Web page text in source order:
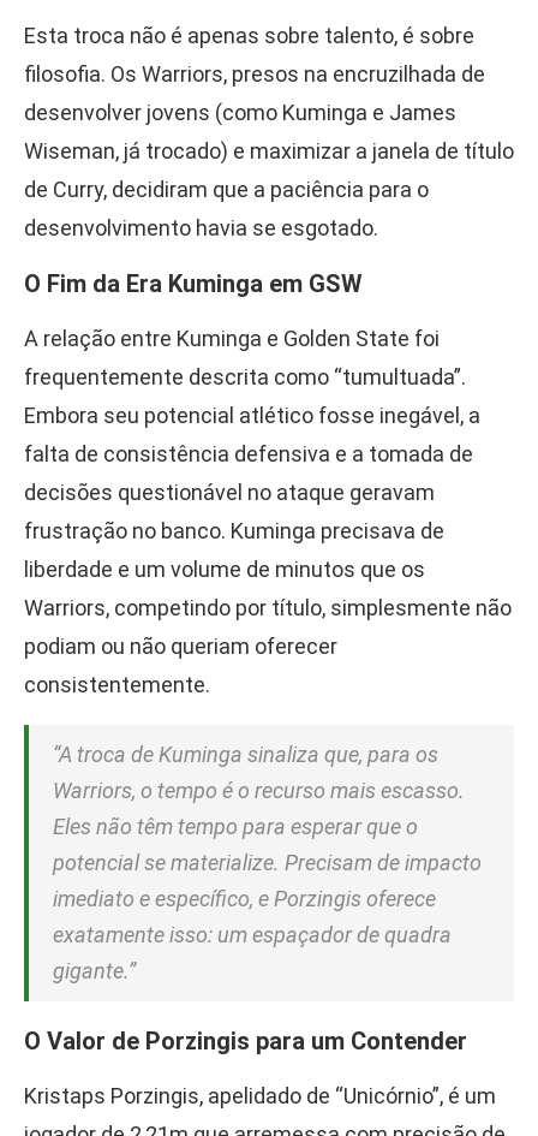
Esta troca não é apenas sobre talento, é sobre
filosofia. Os Warriors, presos na encruzilhada de
desenvolver jovens (como Kuminga e James
Wiseman, já trocado) e maximizar a janela de título
de Curry, decidiram que a paciência para o
desenvolvimento havia se esgotado.
O Fim da Era Kuminga em GSW
A relação entre Kuminga e Golden State foi
frequentemente descrita como “tumultuada”.
Embora seu potencial atlético fosse inegável, a
falta de consistência defensiva e a tomada de
decisões questionável no ataque geravam
frustração no banco. Kuminga precisava de
liberdade e um volume de minutos que os
Warriors, competindo por título, simplesmente não
podiam ou não queriam oferecer
consistentemente.
“A troca de Kuminga sinaliza que, para os
Warriors, o tempo é o recurso mais escasso.
Eles não têm tempo para esperar que o
potencial se materialize. Precisam de impacto
imediato e específico, e Porzingis oferece
exatamente isso: um espaçador de quadra
gigante.”
O Valor de Porzingis para um Contender
Kristaps Porzingis, apelidado de “Unicórnio”, é um